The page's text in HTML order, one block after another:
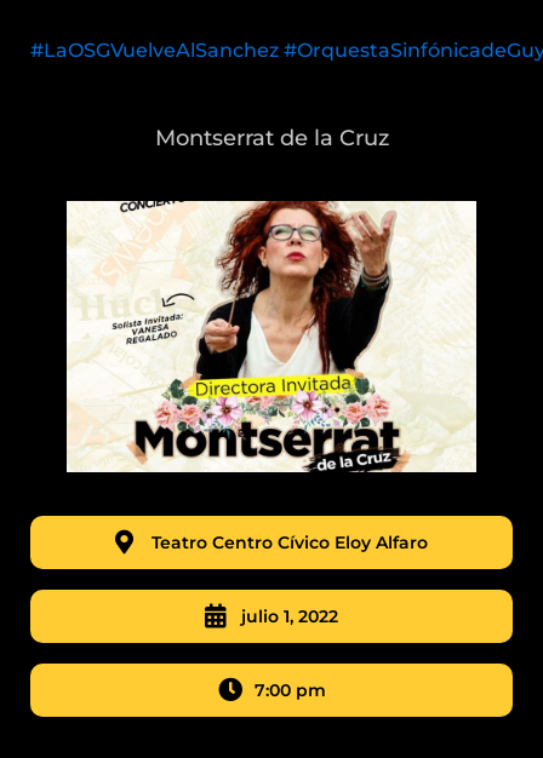
#LaOSGVuelveAlSanchez
Montserrat de la Cruz
Teatro Centro Cívico Eloy Alfaro
julio 1, 2022
7:00 pm